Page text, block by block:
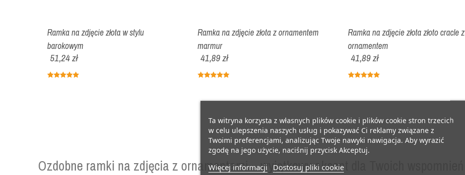
Ramka na zdjęcie złota w stylu
barokowym
51,24 zł
Ramka na zdjęcie złota z ornamentem
marmur
41,89 zł
Ramka na zdjęcie złota złoto cracle z
ornamentem
41,89 zł
Ozdobne ramki na zdjęcia z ornamentami – wyjątkowy akcent dla Twoich wspomnień
Ta witryna korzysta z własnych plików cookie i plików cookie stron trzecich
w celu ulepszenia naszych usług i pokazywać Ci reklamy związane z
Twoimi preferencjami, analizując Twoje nawyki nawigacja. Aby wyrazić
zgodę na jego użycie, naciśnij przycisk Akceptuj.
Więcej informacji Dostosuj pliki cookie